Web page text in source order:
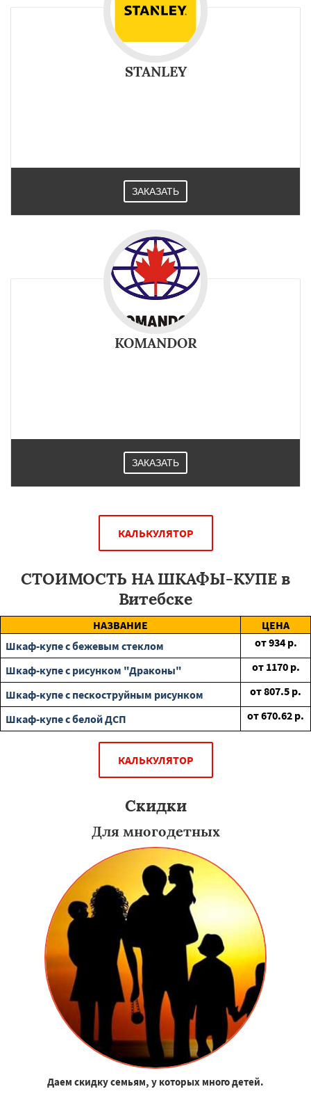
STANLEY
ЗАКАЗАТЬ
KOMANDOR
ЗАКАЗАТЬ
КАЛЬКУЛЯТОР
СТОИМОСТЬ НА ШКАФЫ-КУПЕ в
Витебске
НАЗВАНИЕ
ЦЕНА
Шкаф-купе с бежевым стеклом
от934 р.
Шкаф-купе с рисунком "Драконы"
от 1170 р.
Шкаф-купе с пескоструйным рисунком
от807.5 р.
Шкаф-купе с белой ДСП
от670.62 р.
КАЛЬКУЛЯТОР
Скидки
Для многодетных
Даем скидку семьям, у которых много детей.